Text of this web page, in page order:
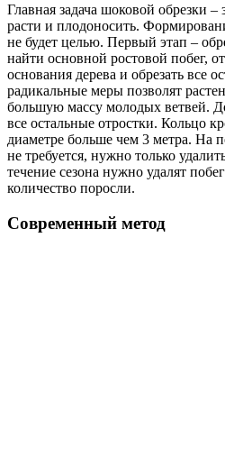
Главная задача шоковой обрезки –
расти и плодоносить.
не будет целью. Первый этап –
найти основной ростовой побег,
основания дерева и обрезать все
радикальные меры позволят
большую массу молодых ветвей.
все остальные отростки. Кольцо
диаметре больше чем 3 метра. На
не требуется, нужно только
течение сезона нужно удалят
количество поросли.
Современный метод